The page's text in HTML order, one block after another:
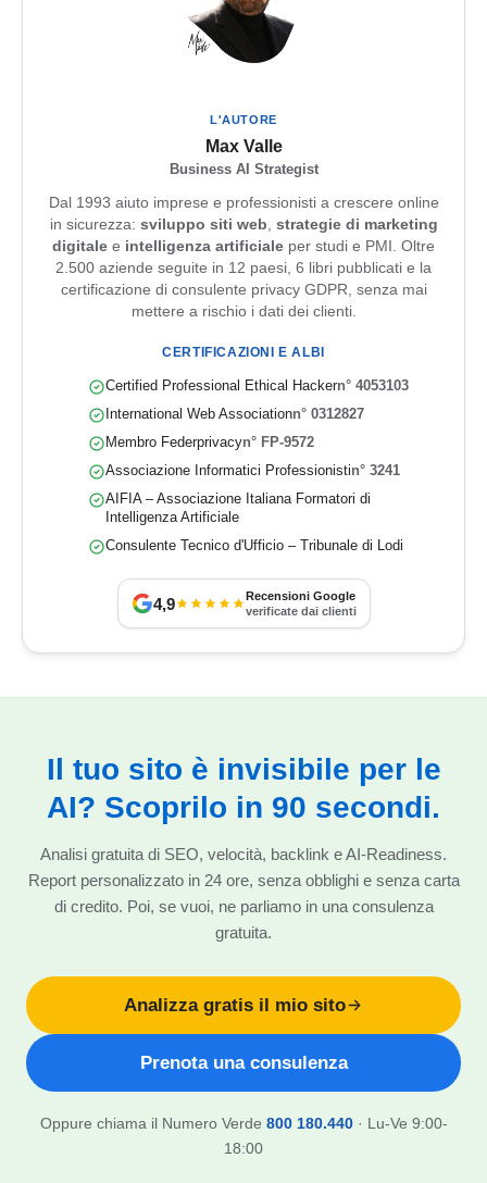
L'AUTORE
Max Valle
Business AI Strategist
Dal 1993 aiuto imprese e professionisti a crescere online
in sicurezza: sviluppo siti web, strategie di marketing
digitale e intelligenza artificiale per studi e PMI. Oltre
2.500 aziende seguite in 12 paesi, 6 libri pubblicati e la
certificazione di consulente privacy GDPR, senza mai
mettere a rischio i dati dei clienti.
CERTIFICAZIONI E ALBI
Certified Professional Ethical Hackern° 4053103
International Web Associationn° 0312827
Membro Federprivacyn° FP-9572
Associazione Informatici Professionistin° 3241
AIFIA – Associazione Italiana Formatori di
Intelligenza Artificiale
Consulente Tecnico d'Ufficio – Tribunale di Lodi
4,9
Recensioni Google
verificate dai clienti
Il tuo sito è invisibile per le
AI? Scoprilo in 90 secondi.
Analisi gratuita di SEO, velocità, backlink e AI-Readiness.
Report personalizzato in 24 ore, senza obblighi e senza carta
di credito. Poi, se vuoi, ne parliamo in una consulenza
gratuita.
Analizza gratis il mio sito
Prenota una consulenza
Oppure chiama il Numero Verde 800 180.440· Lu-Ve 9:00-
18:00